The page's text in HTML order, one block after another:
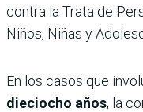
contra la Trata de
Niños, Niñas y
En los casos que
dieciocho años, la